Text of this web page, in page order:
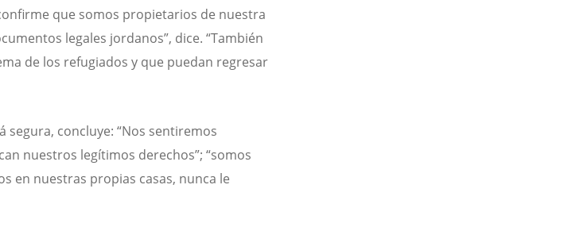
que somos propietarios de nuestra
legales jordanos”, dice. “También
de los refugiados y que puedan regresar
concluye: “Nos sentiremos
nuestros legítimos derechos”; “somos
en nuestras propias casas, nunca le